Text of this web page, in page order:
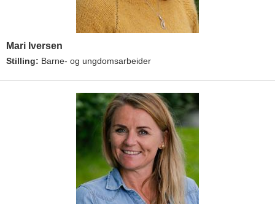
Mari Iversen
Stilling: Barne- og ungdomsarbeider